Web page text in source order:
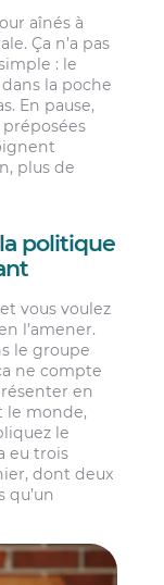
aînés à
Ça n’a pas
: le
la poche
En pause,
préposées
plus de
politique
vous voulez
l’amener.
le groupe
ne compte
en
le monde,
le
eu trois
dont deux
qu’un